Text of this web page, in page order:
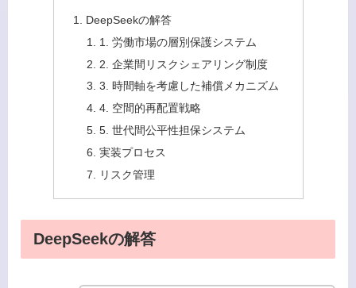
DeepSeekの解答
1. 労働市場の層別保護システム
2. 企業間リスクシェアリング制度
3. 時間軸を考慮した補償メカニズム
4. 空間的再配置戦略
5. 世代間公平性担保システム
実装プロセス
リスク管理
DeepSeekの解答